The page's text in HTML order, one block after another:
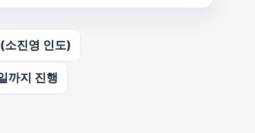
진영 인도)
까지 진행